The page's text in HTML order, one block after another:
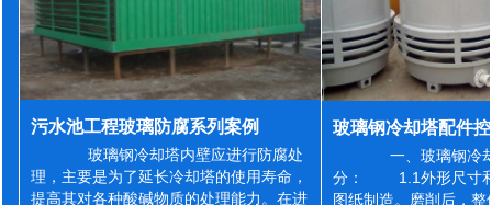
污水池工程玻璃防腐系列案例
玻璃钢冷却塔内壁应进行防腐处
理，主要是为了延长冷却塔的使用寿命，
提高其对各种酸碱物质的处理能力。在进
一、玻璃钢冷
分： 1.1外形尺寸和
图纸制造。磨削后，